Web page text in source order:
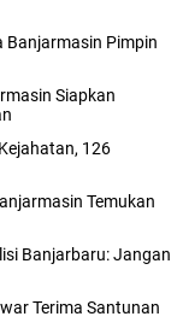
Banjarmasin Pimpin
Siapkan
126
Temukan
Banjarbaru: Jangan
Terima Santunan